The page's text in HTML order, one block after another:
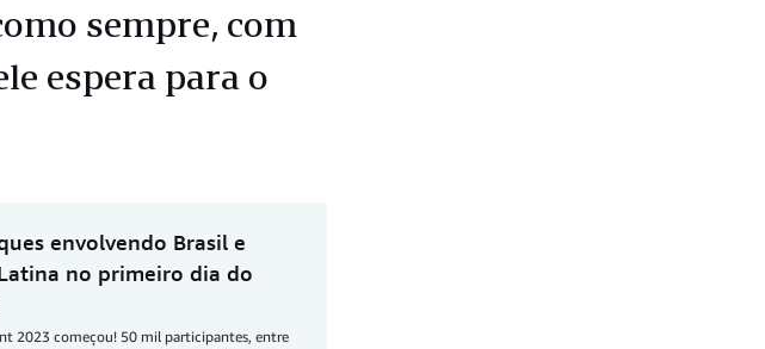
sempre, com
espera para o
envolvendo Brasil e
no primeiro dia do
2023 começou! 50 mil participantes, entre